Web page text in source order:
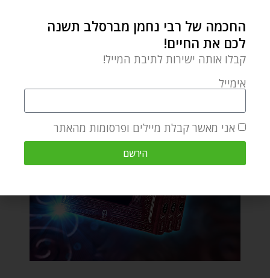
החכמה של רבי נחמן מברסלב תשנה
לכם את החיים!
קבלו אותה ישירות לתיבת המייל!
אימייל
אני מאשר קבלת מיילים ופרסומות מהאתר
הירשם